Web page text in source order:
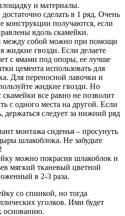
и материалы.
сделать в 1 ряд. Очень
конструкции получаются, если
вдоль скамейки.
между собой можно при помощи
жидкие гвозди. Если делаете
с ямами под опоры, ее лучше
цемента использовать для
Для переносной лавочки и
жидкие гвозди. Но
скамейки все равно не позволит
с одного места на другой. Если
держаться следует за нижний ряд
монтажа сиденья – просунуть
шлакоблока. Не забудьте
можно покрасив шлакоблок и
мягкий тканевый цветной
в 2-3 раза.
со спинкой, но тогда
уголков. Ими будет
основанию.